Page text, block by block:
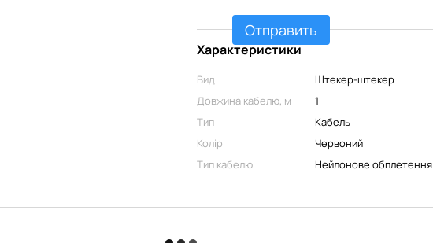
Отправить
Характеристики
Вид
Штекер-штекер
Довжина кабелю, м
1
Тип
Кабель
Колір
Червоний
Тип кабелю
Нейлонове обплетення